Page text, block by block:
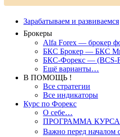
Зарабатываем и развиваемся
Брокеры
Alfa Forex — брокер
БКС Брокер — БКС
БКС-Форекс — (BCS-
Ещё варианты…
В ПОМОЩЬ !
Все стратегии
Все индикаторы
Курс по Форекс
О себе…
ПРОГРАММА КУРСА
Важно перед началом